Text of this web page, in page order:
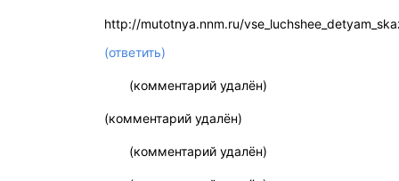
http://mutotnya.nnm.ru/
(ответить)
(комментарий удалён)
(комментарий удалён)
(комментарий удалён)